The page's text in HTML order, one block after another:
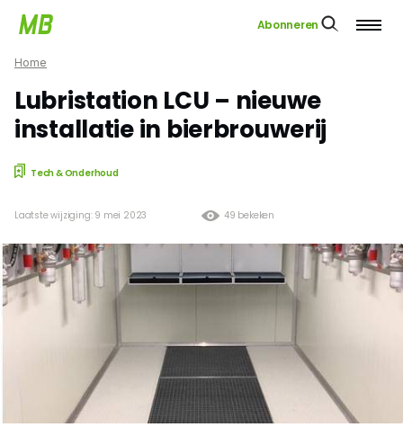
Abonneren
Home
Lubristation LCU – nieuwe
installatie in bierbrouwerij
Tech & Onderhoud
49 bekeken
Laatste wijziging: 9 mei 2023